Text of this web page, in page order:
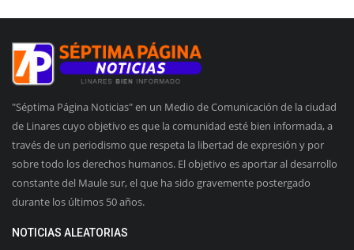
"Séptima Página Noticias" en un Medio de Comunicación de la ciudad
de Linares cuyo objetivo es que la comunidad esté bien informada, a
través de un periodismo que respeta la libertad de expresión y por
sobre todo los derechos humanos. El objetivo es aportar al desarrollo
constante del Maule sur, el que ha sido gravemente postergado
durante los últimos 50 años.
NOTICIAS ALEATORIAS